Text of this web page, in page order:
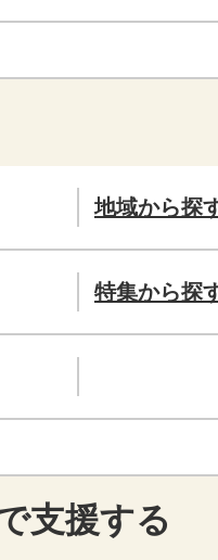
地域から探
特集から探
支援する